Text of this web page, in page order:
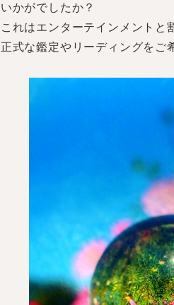
いかがでしたか？
これはエンターテインメントと
正式な鑑定やリーディングをご